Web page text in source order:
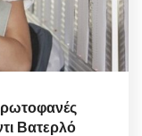
Βατερλό